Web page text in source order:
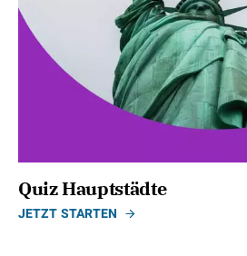
Quiz Hauptstädte
JETZT STARTEN